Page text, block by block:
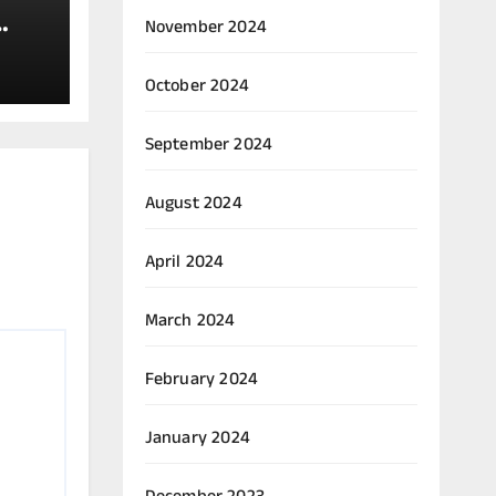
November 2024
October 2024
September 2024
August 2024
April 2024
March 2024
February 2024
January 2024